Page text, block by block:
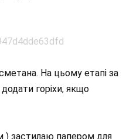
На цьому етапі за
горіхи, якщо
) застилаю папером для